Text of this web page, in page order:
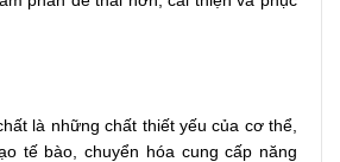
là những chất thiết yếu của cơ thể,
tế bào, chuyển hóa cung cấp năng